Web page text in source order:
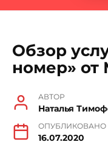
Обзор
номер» от
АВТОР
Наталья
ОПУБЛИКОВАНО
16.07.2020